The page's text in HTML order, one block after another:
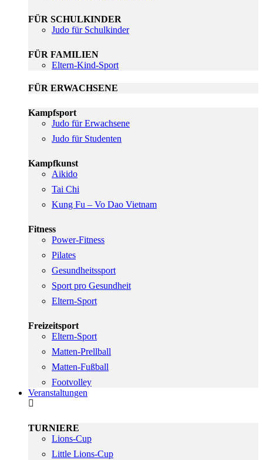
FÜR SCHULKINDER
Judo für Schulkinder
FÜR FAMILIEN
Eltern-Kind-Sport
FÜR ERWACHSENE
Kampfsport
Judo für Erwachsene
Judo für Studenten
Kampfkunst
Aikido
Tai Chi
Kung Fu – Vo Dao Vietnam
Fitness
Power-Fitness
Pilates
Gesundheitssport
Sport pro Gesundheit
Eltern-Sport
Freizeitsport
Eltern-Sport
Matten-Prellball
Matten-Fußball
Footvolley
Veranstaltungen
TURNIERE
Lions-Cup
Little Lions-Cup